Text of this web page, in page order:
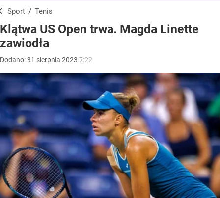
Sport / Tenis
Klątwa US Open trwa. Magda Linette
zawiodła
Dodano:31 sierpnia 2023 7:22